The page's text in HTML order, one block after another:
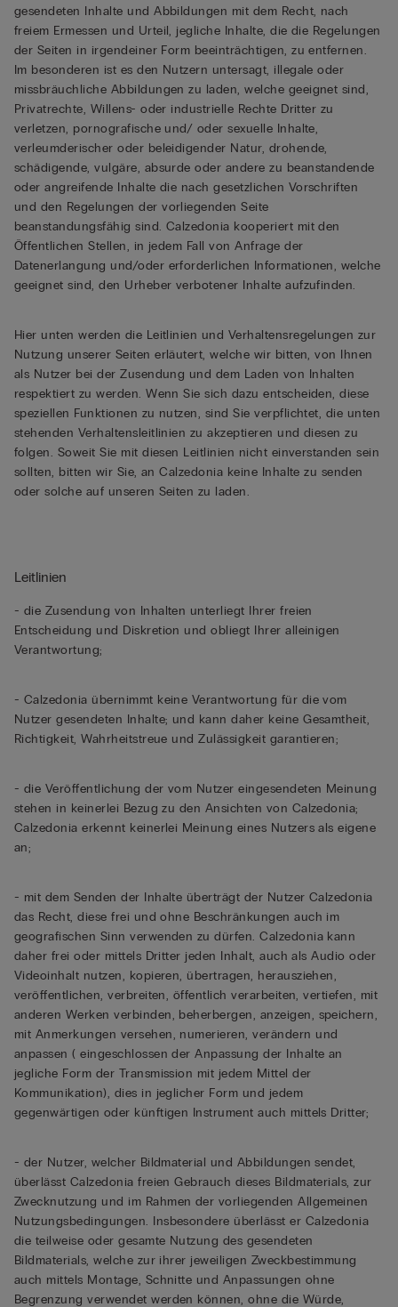
gesendeten Inhalte und Abbildungen mit dem Recht, nach
freiem Ermessen und Urteil, jegliche Inhalte, die die Regelungen
der Seiten in irgendeiner Form beeinträchtigen, zu entfernen.
Im besonderen ist es den Nutzern untersagt, illegale oder
missbräuchliche Abbildungen zu laden, welche geeignet sind,
Privatrechte, Willens- oder industrielle Rechte Dritter zu
verletzen, pornografische und/ oder sexuelle Inhalte,
verleumderischer oder beleidigender Natur, drohende,
schädigende, vulgäre, absurde oder andere zu beanstandende
oder angreifende Inhalte die nach gesetzlichen Vorschriften
und den Regelungen der vorliegenden Seite
beanstandungsfähig sind. Calzedonia kooperiert mit den
Öffentlichen Stellen, in jedem Fall von Anfrage der
Datenerlangung und/oder erforderlichen Informationen, welche
geeignet sind, den Urheber verbotener Inhalte aufzufinden.
Hier unten werden die Leitlinien und Verhaltensregelungen zur
Nutzung unserer Seiten erläutert, welche wir bitten, von Ihnen
als Nutzer bei der Zusendung und dem Laden von Inhalten
respektiert zu werden. Wenn Sie sich dazu entscheiden, diese
speziellen Funktionen zu nutzen, sind Sie verpflichtet, die unten
stehenden Verhaltensleitlinien zu akzeptieren und diesen zu
folgen. Soweit Sie mit diesen Leitlinien nicht einverstanden sein
sollten, bitten wir Sie, an Calzedonia keine Inhalte zu senden
oder solche auf unseren Seiten zu laden.
Leitlinien
- die Zusendung von Inhalten unterliegt Ihrer freien
Entscheidung und Diskretion und obliegt Ihrer alleinigen
Verantwortung;
- Calzedonia übernimmt keine Verantwortung für die vom
Nutzer gesendeten Inhalte; und kann daher keine Gesamtheit,
Richtigkeit, Wahrheitstreue und Zulässigkeit garantieren;
- die Veröffentlichung der vom Nutzer eingesendeten Meinung
stehen in keinerlei Bezug zu den Ansichten von Calzedonia;
Calzedonia erkennt keinerlei Meinung eines Nutzers als eigene
an;
- mit dem Senden der Inhalte überträgt der Nutzer Calzedonia
das Recht, diese frei und ohne Beschränkungen auch im
geografischen Sinn verwenden zu dürfen. Calzedonia kann
daher frei oder mittels Dritter jeden Inhalt, auch als Audio oder
Videoinhalt nutzen, kopieren, übertragen, herausziehen,
veröffentlichen, verbreiten, öffentlich verarbeiten, vertiefen, mit
anderen Werken verbinden, beherbergen, anzeigen, speichern,
mit Anmerkungen versehen, numerieren, verändern und
anpassen ( eingeschlossen der Anpassung der Inhalte an
jegliche Form der Transmission mit jedem Mittel der
Kommunikation), dies in jeglicher Form und jedem
gegenwärtigen oder künftigen Instrument auch mittels Dritter;
- der Nutzer, welcher Bildmaterial und Abbildungen sendet,
überlässt Calzedonia freien Gebrauch dieses Bildmaterials, zur
Zwecknutzung und im Rahmen der vorliegenden Allgemeinen
Nutzungsbedingungen. Insbesondere überlässt er Calzedonia
die teilweise oder gesamte Nutzung des gesendeten
Bildmaterials, welche zur ihrer jeweiligen Zweckbestimmung
auch mittels Montage, Schnitte und Anpassungen ohne
Begrenzung verwendet werden können, ohne die Würde,